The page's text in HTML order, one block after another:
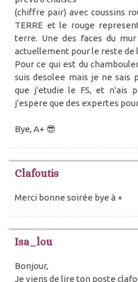
(chiffre pair) avec coussins
TERRE et le rouge
terre. Une des faces du
actuellement pour le reste de
Pour ce qui est du
suis desolee mais je ne sais
que j'etudie le FS, et n'ais
j'espere que des expertes
Bye, A+ 😎
Clafoutis
Merci bonne soirée bye à +
Isa_lou
Bonjour,
Je viens de lire ton poste